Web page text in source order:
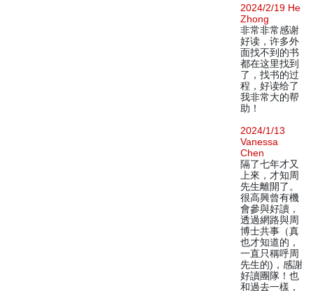
2024/2/19 He
Zhong
非常非常感谢
好读，许多外
面找不到的书
都在这里找到
了，找书的过
程，好读给了
我非常大的帮
助！
2024/1/13
Vanessa
Chen
隔了七年才又
上來，才知周
先生離開了。
很高興曾有機
會參與好讀，
透過網路與周
博士共事（真
也才知道的，
一直只稱呼周
先生的)，感謝
好讀團隊！也
和過去一樣，